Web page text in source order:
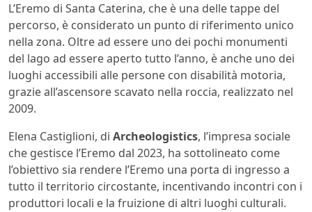
L’Eremo di Santa Caterina, che è una delle tappe del
percorso, è considerato un punto di riferimento unico
nella zona. Oltre ad essere uno dei pochi monumenti
del lago ad essere aperto tutto l’anno, è anche uno dei
luoghi accessibili alle persone con disabilità motoria,
grazie all’ascensore scavato nella roccia, realizzato nel
2009.
Elena Castiglioni, di Archeologistics, l’impresa sociale
che gestisce l’Eremo dal 2023, ha sottolineato come
l’obiettivo sia rendere l’Eremo una porta di ingresso a
tutto il territorio circostante, incentivando incontri con i
produttori locali e la fruizione di altri luoghi culturali.